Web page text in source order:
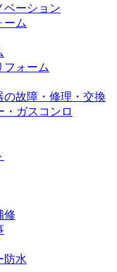
ベーション
ーム
フォーム
故障・修理・交換
ガスコンロ
修
防水